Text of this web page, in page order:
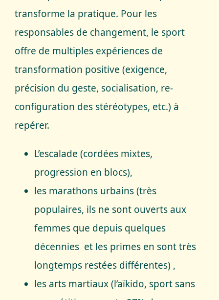
transforme la pratique. Pour les
responsables de changement, le sport
offre de multiples expériences de
transformation positive (exigence,
précision du geste, socialisation, re-
configuration des stéréotypes, etc.) à
repérer.
L’escalade (cordées mixtes,
progression en blocs),
les marathons urbains (très
populaires, ils ne sont ouverts aux
femmes que depuis quelques
décennies et les primes en sont très
longtemps restées différentes) ,
les arts martiaux (l’aïkido, sport sans